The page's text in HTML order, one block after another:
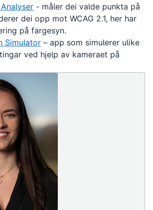
- måler dei valde punkta på
dei opp mot WCAG 2.1, her har
på fargesyn.
Simulator – app som simulerer ulike
ved hjelp av kameraet på